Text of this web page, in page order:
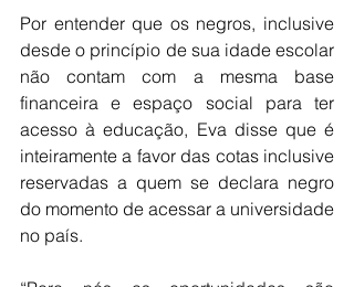
Por entender que os negros, inclusive
desde o princípio de sua idade escolar
não contam com a mesma base
financeira e espaço social para ter
acesso à educação, Eva disse que é
inteiramente a favor das cotas inclusive
reservadas a quem se declara negro
do momento de acessar a universidade
no país.